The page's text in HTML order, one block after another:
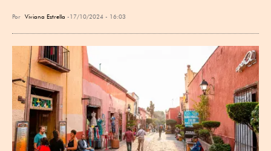
Por Viviana Estrella 17/10/2024 - 16:03